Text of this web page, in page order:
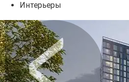
Интерьеры